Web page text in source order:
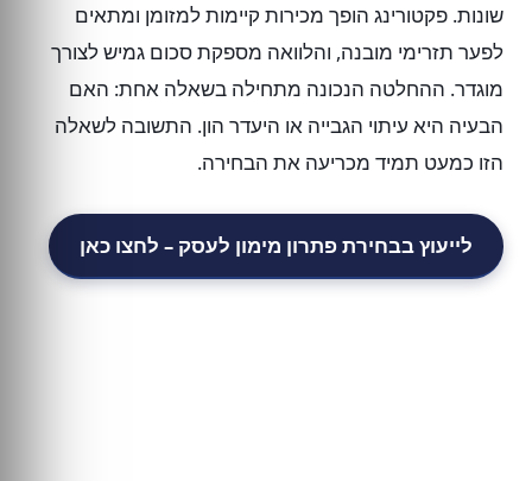
שונות. פקטורינג הופך מכירות קיימות למזומן ומתאים
לפער תזרימי מובנה, והלוואה מספקת סכום גמיש לצורך
מוגדר. ההחלטה הנכונה מתחילה בשאלה אחת: האם
הבעיה היא עיתוי הגבייה או היעדר הון. התשובה לשאלה
הזו כמעט תמיד מכריעה את הבחירה.
לייעוץ בבחירת פתרון מימון לעסק – לחצו כאן